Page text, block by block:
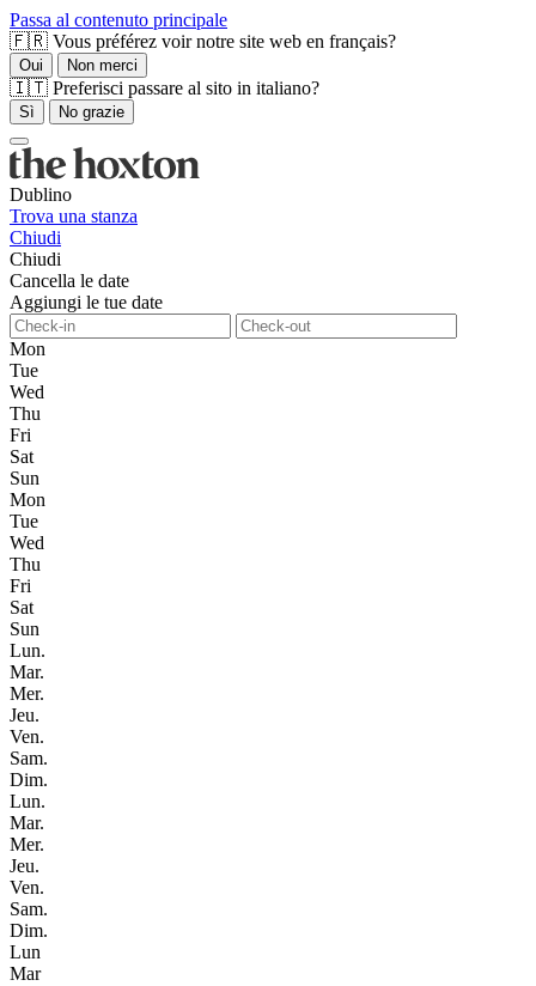
Passa al contenuto principale
🇫🇷 Vous préférez voir notre site web en français?
Oui Non merci
🇮🇹 Preferisci passare al sito in italiano?
Sì No grazie
Dublino
Trova una stanza
Chiudi
Chiudi
Cancella le date
Aggiungi le tue date
Mon
Tue
Wed
Thu
Fri
Sat
Sun
Mon
Tue
Wed
Thu
Fri
Sat
Sun
Lun.
Mar.
Mer.
Jeu.
Ven.
Sam.
Dim.
Lun.
Mar.
Mer.
Jeu.
Ven.
Sam.
Dim.
Lun
Mar